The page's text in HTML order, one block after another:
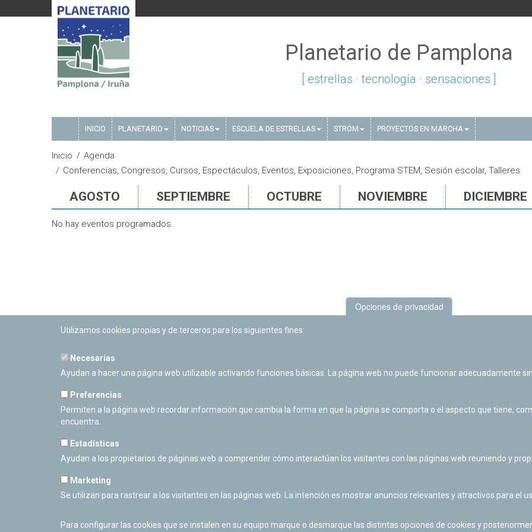
Planetario de Pamplona
[ estrellas · tecnología · sensaciones ]
INICIO PLANETARIO NOTICIAS ESCUELA DE ESTRELLAS STROM PROYECTOS EN MARCHA
Inicio
Agenda
Conferencias, Congresos, Cursos, Espectáculos, Eventos, Exposiciones, Programa STEM, Sesión escolar, Talleres
AGOSTO SEPTIEMBRE OCTUBRE NOVIEMBRE DICIEMBRE
No hay eventos programados.
PLANETARIO DE PAMPLONA
Calle Sancho RamÃ­rez, s/n
Cerrado Temporalmente
Opciones de privacidad
Utilizamos cookies propias y de terceros para los siguientes fines:
Necesarias
Ayudan a hacer una página web utilizable activando funciones básicas. La página web no puede funcionar adecuadamente
Preferencias
Permiten a la página web recordar información que cambia la forma en que la página se comporta o el aspecto que tiene,
encuentra.
Estadísticas
Ayudan a los propietarios de páginas web a comprender cómo interactúan los visitantes con las páginas web reuniendo y
Marketing
Se utilizan para rastrear a los visitantes en las páginas web. La intención es mostrar anuncios relevantes y atractivos para el
Para configurar las cookies que se instalen en su equipo marque o desmarque las distintas opciones de cookies y